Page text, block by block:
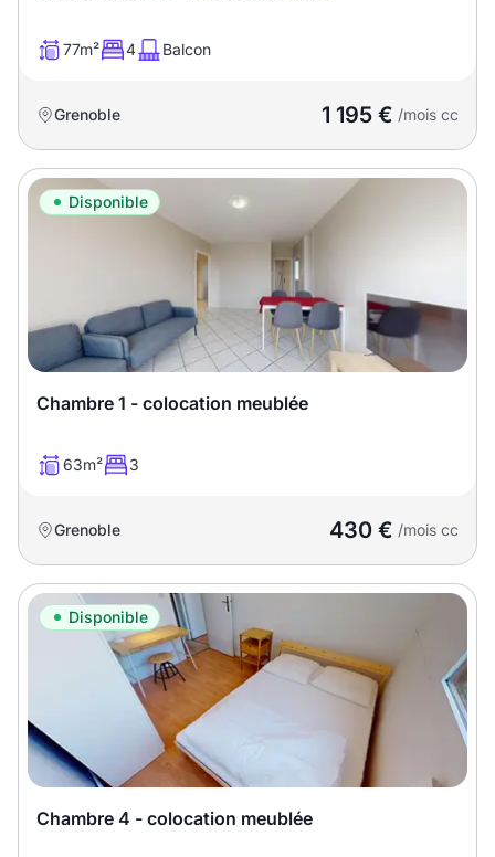
77m² 4 Balcon
Grenoble 1 195 € /mois cc
Disponible
Chambre 1 - colocation meublée
63m² 3
Grenoble 430 € /mois cc
Disponible
Chambre 4 - colocation meublée